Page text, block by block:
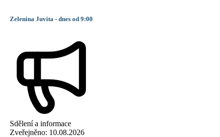
Zelenina Juvita - dnes od 9:00
Sdělení a informace
Zveřejněno: 10.08.2026